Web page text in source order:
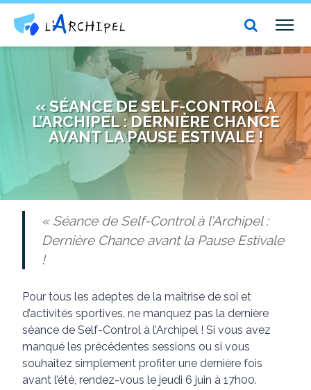
Centre social et culturel l'Archipel
« SÉANCE DE SELF-CONTROL À
L’ARCHIPEL : DERNIÈRE CHANCE
AVANT LA PAUSE ESTIVALE !
« Séance de Self-Control à l’Archipel :
Dernière Chance avant la Pause Estivale
!
Pour tous les adeptes de la maîtrise de soi et
d’activités sportives, ne manquez pas la dernière
séance de Self-Control à l’Archipel ! Si vous avez
manqué les précédentes sessions ou si vous
souhaitez simplement profiter une dernière fois
avant l’été, rendez-vous le jeudi 6 juin à 17h00.